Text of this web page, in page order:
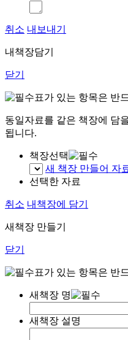
취소 내보내기
내책장담기
닫기
표가 있는 항목은 반
동일자료를 같은 책장에 담
됩니다.
책장선택
새 책장 만들어 자
선택한 자료
취소 내책장에 담기
새책장 만들기
닫기
표가 있는 항목은 반
새책장 명
새책장 설명